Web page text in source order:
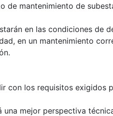
de mantenimiento de
en las condiciones de
en un mantenimiento
con los requisitos exigidos
mejor perspectiva